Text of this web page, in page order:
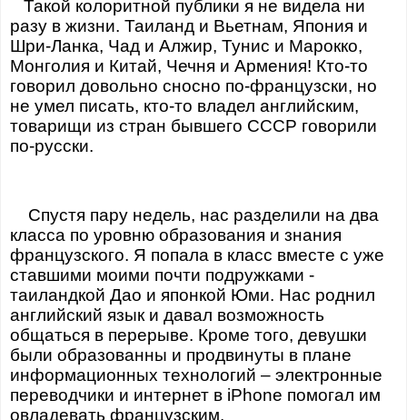
Такой колоритной публики я не видела ни
разу в жизни. Таиланд и Вьетнам, Япония и
Шри-Ланка, Чад и Алжир, Тунис и Марокко,
Монголия и Китай, Чечня и Армения! Кто-то
говорил довольно сносно по-французски, но
не умел писать, кто-то владел английским,
товарищи из стран бывшего СССР говорили
по-русски.
Спустя пару недель, нас разделили на два
класса по уровню образования и знания
французского. Я попала в класс вместе с уже
ставшими моими почти подружками -
таиландкой Дао и японкой Юми. Нас роднил
английский язык и давал возможность
общаться в перерыве. Кроме того, девушки
были образованны и продвинуты в плане
информационных технологий – электронные
переводчики и интернет в iPhone помогал им
овладевать французским.